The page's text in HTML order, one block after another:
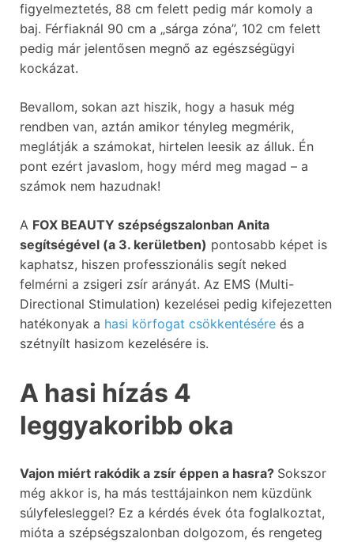
figyelmeztetés, 88 cm felett pedig már komoly a
baj. Férfiaknál 90 cm a „sárga zóna”, 102 cm felett
pedig már jelentősen megnő az egészségügyi
kockázat.
Bevallom, sokan azt hiszik, hogy a hasuk még
rendben van, aztán amikor tényleg megmérik,
meglátják a számokat, hirtelen leesik az álluk. Én
pont ezért javaslom, hogy mérd meg magad – a
számok nem hazudnak!
A FOX BEAUTY szépségszalonban Anita
segítségével (a 3. kerületben) pontosabb képet is
kaphatsz, hiszen professzionális segít neked
felmérni a zsigeri zsír arányát. Az EMS (Multi-
Directional Stimulation) kezelései pedig kifejezetten
hatékonyak a hasi körfogat csökkentésére és a
szétnyílt hasizom kezelésére is.
A hasi hízás 4
leggyakoribb oka
Vajon miért rakódik a zsír éppen a hasra? Sokszor
még akkor is, ha más testtájainkon nem küzdünk
súlyfelesleggel? Ez a kérdés évek óta foglalkoztat,
mióta a szépségszalonban dolgozom, és rengeteg